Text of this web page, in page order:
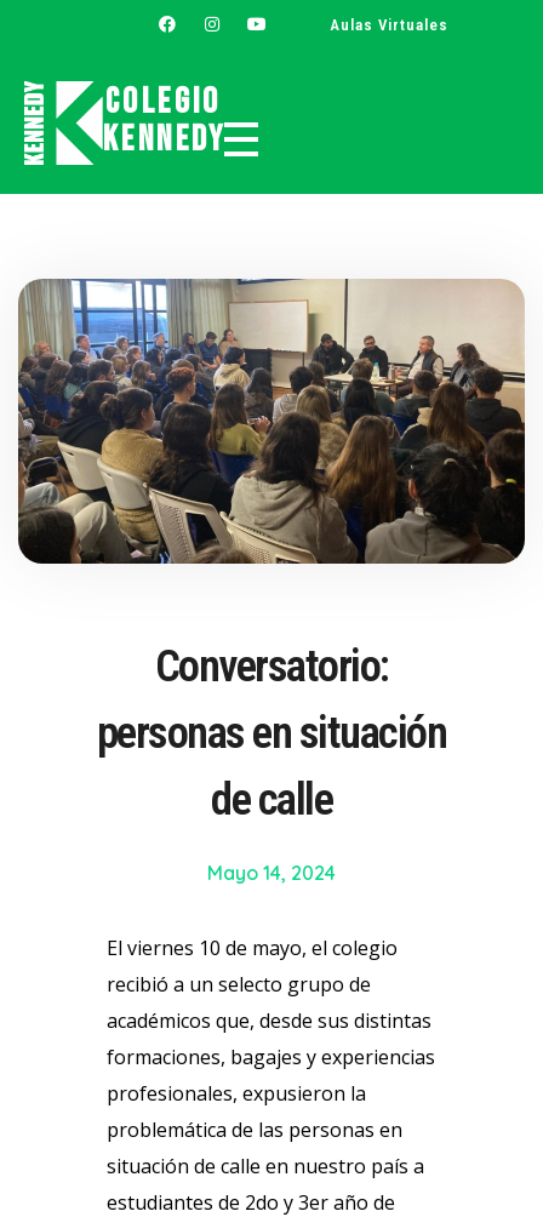
Aulas Virtuales
Colegio
Kennedy
Conversatorio:
personas en situación
de calle
Mayo 14, 2024
El viernes 10 de mayo, el colegio
recibió a un selecto grupo de
académicos que, desde sus distintas
formaciones, bagajes y experiencias
profesionales, expusieron la
problemática de las personas en
situación de calle en nuestro país a
estudiantes de 2do y 3er año de